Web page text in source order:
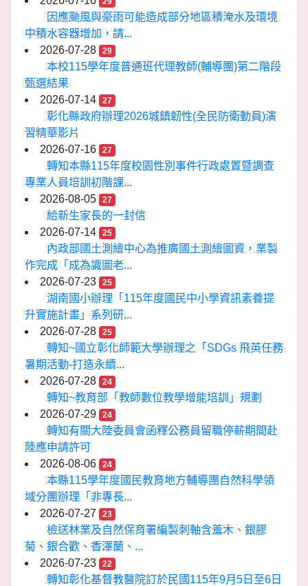
因應颱風與豪雨可能造成部分地區積淹水及環境
中積水容器增加，請...
2026-07-28
29
本校115學年度普通班代理教師(輔導團)第二階段
甄選結果
2026-07-14
27
彰化縣政府辦理2026城鎮韌性(全民防衛動員)演
習精華影片
2026-07-16
27
轉知本縣115年度校園性別事件行政處置暨調查
專業人員培訓初階課...
2026-08-05
27
給新生家長的一封信
2026-07-14
25
內政部國土測繪中心為推廣國土測繪圖資，業製
作完成「成為識圖老...
2026-07-23
25
湖南國小辦理「115年度國民中小學資訊素養提
升實施計畫」系列研...
2026-07-28
25
轉知~國立彰化師範大學辦理之「SDGs 飛英任務
暑期活動-打造永續...
2026-07-28
24
轉知~教育部「教師數位教學增能培訓」規劃
2026-07-29
24
轉知有關大陸委員會函釋公務員留職停薪期間赴
陸應申請許可
2026-08-06
24
本縣115學年度國民教育地方輔導團自然科學領
域分團辦理「非專長...
2026-07-27
23
檢送林業及自然保育署編製刺軸含羞木、銀膠
菊、銀合歡、香澤蘭、...
2026-07-23
22
轉知彰化基督教醫院訂於民國115年9月5日至6日